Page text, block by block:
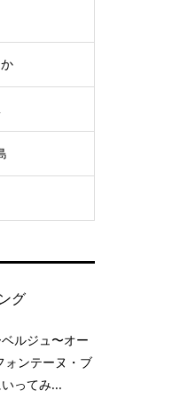
グ
ルジュ〜オー
ォンテーヌ・ブ
ってみ...